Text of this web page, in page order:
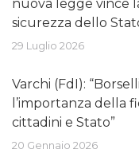
nuova legge vince
sicurezza dello
29 Luglio 2026
Varchi (FdI):
l’importanza della
cittadini e Stato”
20 Gennaio 2026